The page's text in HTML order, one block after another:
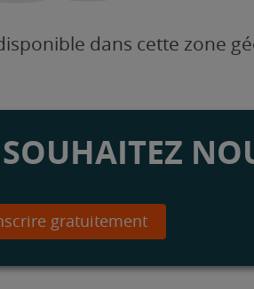
dans cette zone
gratuitement